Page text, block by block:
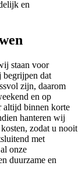
en
staan voor
begrijpen dat
zijn, daarom
en op
altijd binnen korte
hanteren wij
zodat u nooit
met
onze
duurzame en